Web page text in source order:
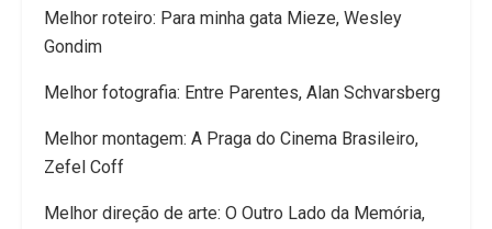
Melhor roteiro: Para minha gata Mieze, Wesley
Gondim
Melhor fotografia: Entre Parentes, Alan Schvarsberg
Melhor montagem: A Praga do Cinema Brasileiro,
Zefel Coff
Melhor direção de arte: O Outro Lado da Memória,